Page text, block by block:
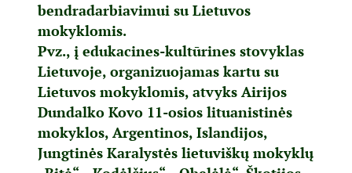
bendradarbiavimui su Lietuvos
mokyklomis.
Pvz., į edukacines-kultūrines stovyklas
Lietuvoje, organizuojamas kartu su
Lietuvos mokyklomis, atvyks Airijos
Dundalko Kovo 11-osios lituanistinės
mokyklos, Argentinos, Islandijos,
Jungtinės Karalystės lietuviškų mokyklų